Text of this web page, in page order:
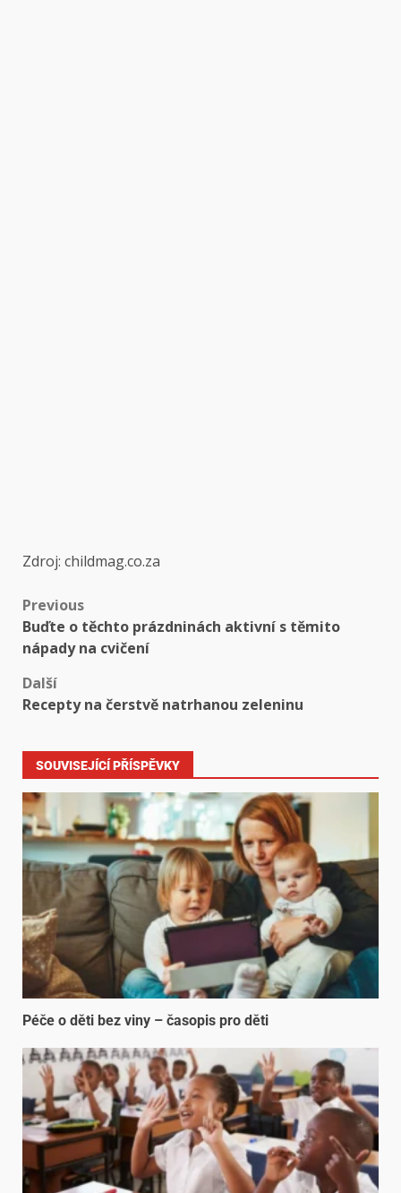
Zdroj: childmag.co.za
Previous
Buďte o těchto prázdninách aktivní s těmito
nápady na cvičení
Další
Recepty na čerstvě natrhanou zeleninu
SOUVISEJÍCÍ PŘÍSPĚVKY
Péče o děti bez viny – časopis pro děti